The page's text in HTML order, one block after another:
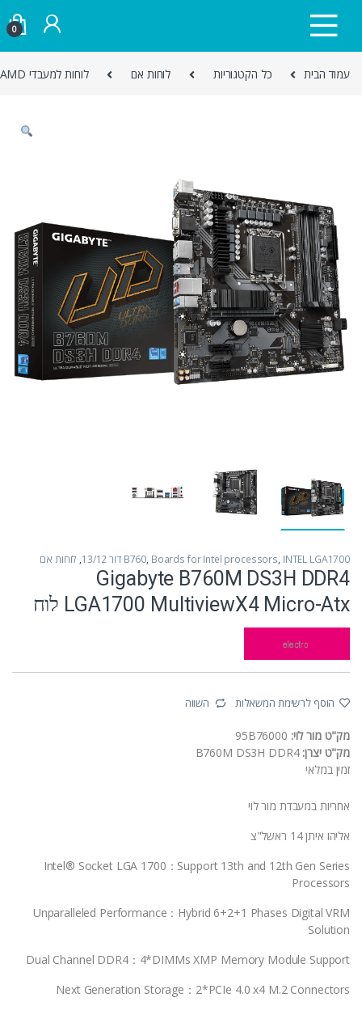
0
עמוד הבית כל הקטגוריות לוחות אם לוחות למעבדי AMD
B760, Boards for Intel processors, INTEL LGA1700 דור 13/12 , לוחות אם
Gigabyte B760M DS3H DDR4
LGA1700 MultiviewX4 Micro-Atx לוח
הוסף לרשימת המשאלות השווה
מק"ט מור לוי: 95B76000
מק"ט יצרן: B760M DS3H DDR4
זמין במלאי
אחריות במעבדת מור לוי
אליהו איתן 14 ראשל"צ
Intel® Socket LGA 1700：Support 13th and 12th Gen Series
Processors
Unparalleled Performance：Hybrid 6+2+1 Phases Digital VRM
Solution
Dual Channel DDR4：4*DIMMs XMP Memory Module Support
Next Generation Storage：2*PCIe 4.0 x4 M.2 Connectors